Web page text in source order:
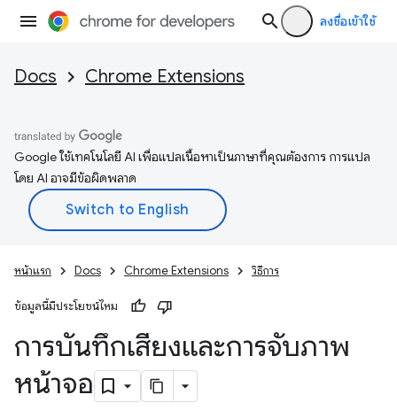
ลงชื่อเข้าใช้
Docs Chrome Extensions
Google ใช้เทคโนโลยี AI เพื่อแปลเนื้อหาเป็นภาษาที่คุณต้องการ การแปล
โดย AI อาจมีข้อผิดพลาด
หน้าแรก Docs Chrome Extensions วิธีการ
ข้อมูลนี้มีประโยชน์ไหม
การบันทึกเสียงและการจับภาพ
หน้าจอ